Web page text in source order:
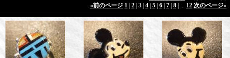
«前のページ 1 2 3 4 5 6 7 8 ... 12 次のページ»